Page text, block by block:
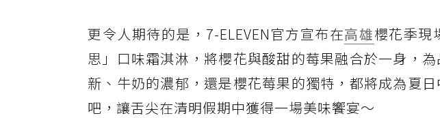
更令人期待的是，7-ELEVEN官方宣布在高雄櫻花季現
思」口味霜淇淋，將櫻花與酸甜的莓果融合於一身，
新、牛奶的濃郁，還是櫻花莓果的獨特，都將成為夏
吧，讓舌尖在清明假期中獲得一場美味饗宴～